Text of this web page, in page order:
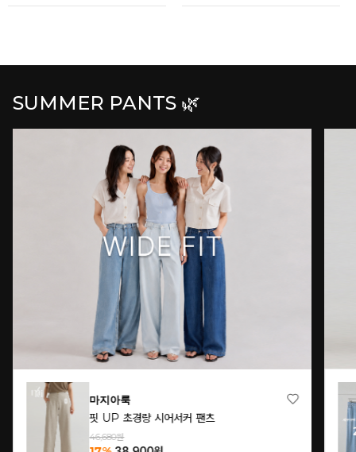
SUMMER PANTS 🌿
마지아룩
핏 UP 초경량 시어서커 팬츠
46,680원